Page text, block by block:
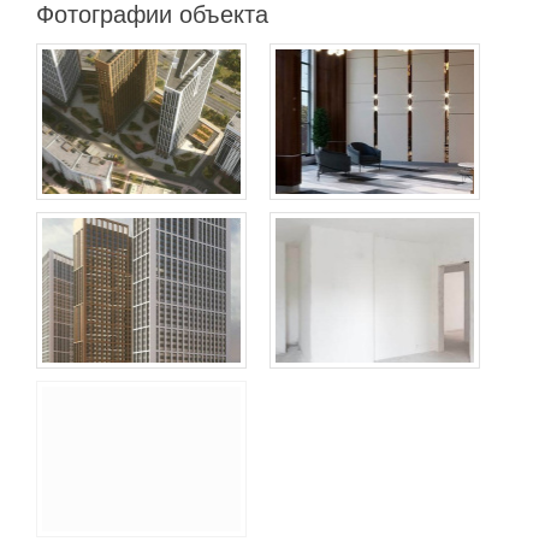
Фотографии объекта